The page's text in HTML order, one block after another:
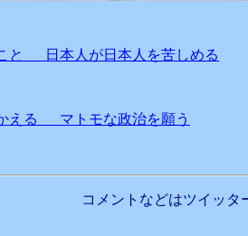
と 日本人が日本人を苦しめる
える マトモな政治を願う
コメントなどはツイッタ